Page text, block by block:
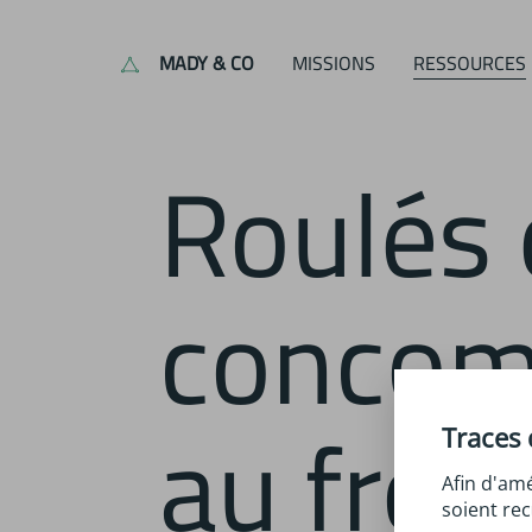
MADY & CO MISSIONS RESSOURCES
Roulés de
Traces
Afin
soient